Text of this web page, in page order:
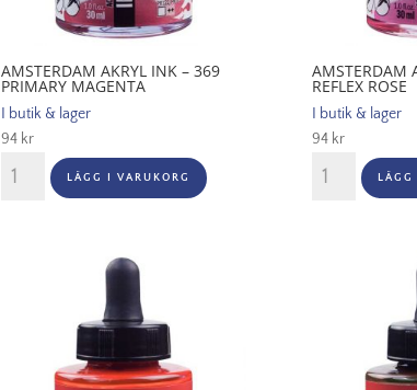
AMSTERDAM AKRYL INK – 369
PRIMARY MAGENTA
I butik & lager
94 kr
Amsterdam
Akryl
LÄGG I VARUKORG
AMSTERDAM
REFLEX ROSE
I butik & lager
94 kr
Amsterdam
Akryl